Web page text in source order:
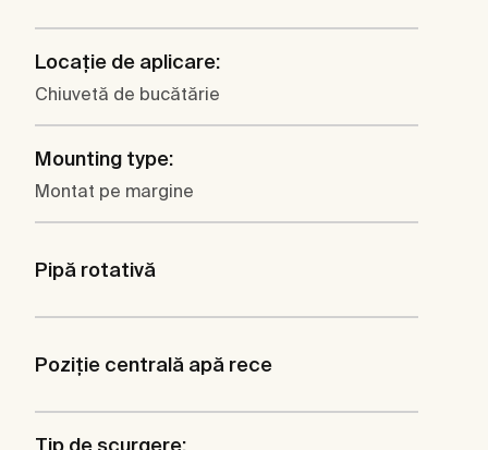
Locaţie de aplicare:
Chiuvetă de bucătărie
Mounting type:
Montat pe margine
Pipă rotativă
Poziţie centrală apă rece
Tip de scurgere: